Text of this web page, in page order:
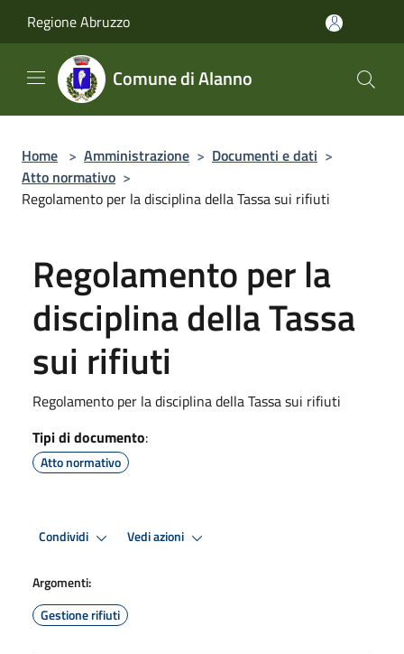
Regione Abruzzo
Comune di Alanno
Home > Amministrazione > Documenti e dati >
Atto normativo >
Regolamento per la disciplina della Tassa sui rifiuti
Regolamento per la
disciplina della Tassa
sui rifiuti
Regolamento per la disciplina della Tassa sui rifiuti
Tipi di documento:
Atto normativo
Condividi Vedi azioni
Argomenti:
Gestione rifiuti